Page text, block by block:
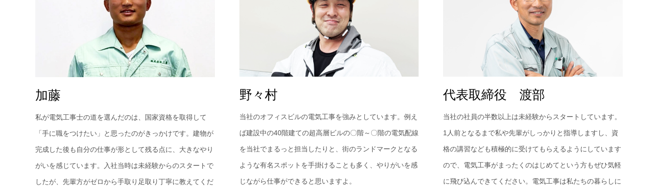
加藤
私が電気工事士の道を選んだのは、国家資格を取得して
「手に職をつけたい」と思ったのがきっかけです。建物が
完成した後も自分の仕事が形として残る点に、大きなやり
がいを感じています。入社当時は未経験からのスタートで
したが、先輩方がゼロから手取り足取り丁寧に教えてくだ
野々村
当社のオフィスビルの電気工事を強みとしています。例え
ば建設中の40階建ての超高層ビルの〇階～〇階の電気配線
を当社でまるっと担当したりと、街のランドマークとなる
ような有名スポットを手掛けることも多く、やりがいを感
じながら仕事ができると思いますよ。
代表取締役 渡部
当社の社員の半数以上は未経験からスタートしています。
1人前となるまで私や先輩がしっかりと指導しますし、資
格の講習なども積極的に受けてもらえるようにしています
ので、電気工事がまったくのはじめてという方もぜひ気軽
に飛び込んできてください。電気工事は私たちの暮らしに